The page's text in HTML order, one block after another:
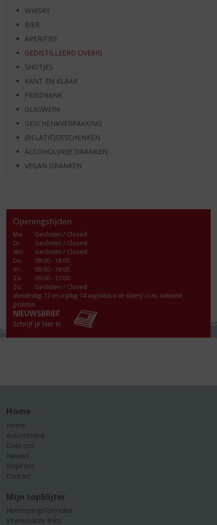
WHISKY
BIER
APERITIEF
GEDISTILLEERD OVERIG
SHOTJES
KANT EN KLAAR
FRISDRANK
GLASWERK
GESCHENKVERPAKKING
(RELATIE)GESCHENKEN
ALCOHOLVRIJE DRANKEN
VEGAN DRANKEN
Openingstijden
Ma:
Gesloten / Closed
Di:
Gesloten / Closed
Wo:
Gesloten / Closed
Do:
09:00 - 18:00
Vr:
09:00 - 18:00
Za:
09:00 - 17:00
Zo:
Gesloten / Closed
donderdag 13 en vrijdag 14 augustus is de slijterij i.v.m. vakantie
gesloten.
NIEUWSBRIEF
Schrijf je hier in
Home
Home
Assortiment
Over ons
Nieuws
Inspiratie
Contact
Mijn topSlijter
Herroepingsformulier
Interessante links